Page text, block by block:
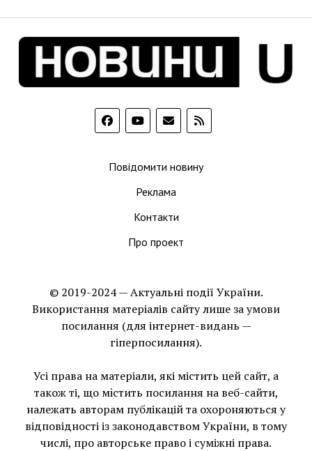
Повідомити новину
Реклама
Контакти
Про проект
© 2019-2024 — Актуальні події України.
Використання матеріалів сайту лише за умови
посилання (для інтернет-видань —
гіперпосилання).
Усі права на матеріали, які містить цей сайт, а
також ті, що мiстить посилання на веб-сайти,
належать авторам публікацій та охороняються у
відповідності із законодавством України, в тому
числі, про авторське право і суміжні права.